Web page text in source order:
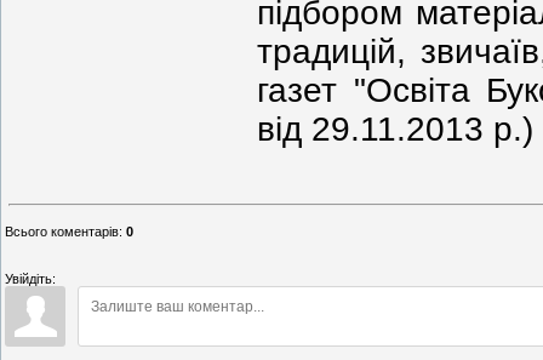
підбором
традицій,
газет "Освіта
від 29.11.2013 р.)
Всього коментарів: 0
Увійдіть: